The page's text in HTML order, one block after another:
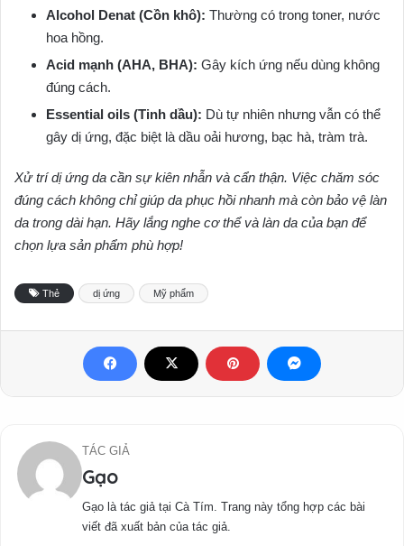
Alcohol Denat (Cồn khô): Thường có trong toner, nước
hoa hồng.
Acid mạnh (AHA, BHA): Gây kích ứng nếu dùng không
đúng cách.
Essential oils (Tinh dầu): Dù tự nhiên nhưng vẫn có thể
gây dị ứng, đặc biệt là dầu oải hương, bạc hà, tràm trà.
Xử trí dị ứng da cần sự kiên nhẫn và cẩn thận. Việc chăm sóc
đúng cách không chỉ giúp da phục hồi nhanh mà còn bảo vệ làn
da trong dài hạn. Hãy lắng nghe cơ thể và làn da của bạn để
chọn lựa sản phẩm phù hợp!
Thẻ dị ứng Mỹ phẩm
TÁC GIẢ
Gạo
Gạo là tác giả tại Cà Tím. Trang này tổng hợp các bài
viết đã xuất bản của tác giả.